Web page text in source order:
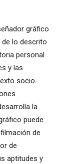
gráfico
de lo descrito
personal
y las
socio-
la
puede
de
de
aptitudes y